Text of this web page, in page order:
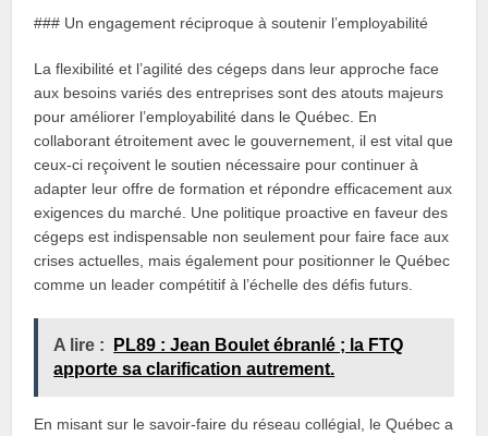
### Un engagement réciproque à soutenir l’employabilité
La flexibilité et l’agilité des cégeps dans leur approche face
aux besoins variés des entreprises sont des atouts majeurs
pour améliorer l’employabilité dans le Québec. En
collaborant étroitement avec le gouvernement, il est vital que
ceux-ci reçoivent le soutien nécessaire pour continuer à
adapter leur offre de formation et répondre efficacement aux
exigences du marché. Une politique proactive en faveur des
cégeps est indispensable non seulement pour faire face aux
crises actuelles, mais également pour positionner le Québec
comme un leader compétitif à l’échelle des défis futurs.
A lire :
PL89 : Jean Boulet ébranlé ; la FTQ
apporte sa clarification autrement.
En misant sur le savoir-faire du réseau collégial, le Québec a